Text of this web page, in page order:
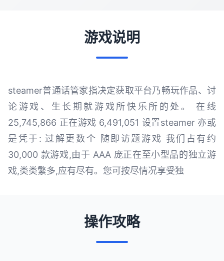
游戏说明
steamer普通话管家指决定获取平台乃畅玩作品、讨
论游戏、生长期就游戏所快乐所的处。 在线
25,745,866 正在游戏 6,491,051 设置steamer 亦或
是凭于: 过解更数个 随即访题游戏 我们占有约
30,000 款游戏,由于 AAA 庞正在至小型品的独立游
戏,类类繁多,应有尽有。您可按尽情况享受独
操作攻略